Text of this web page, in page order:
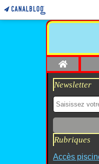
Home
Newsletter
Rubriques
Accès